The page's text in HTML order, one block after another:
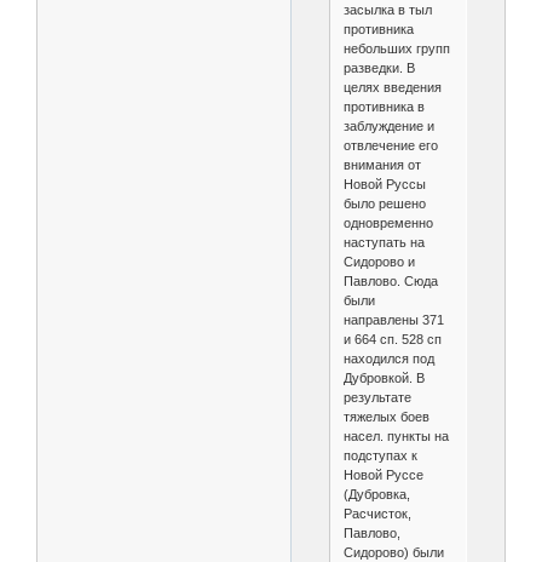
засылка в тыл
противника
небольших групп
разведки. В
целях введения
противника в
заблуждение и
отвлечение его
внимания от
Новой Руссы
было решено
одновременно
наступать на
Сидорово и
Павлово. Сюда
были
направлены 371
и 664 сп. 528 сп
находился под
Дубровкой. В
результате
тяжелых боев
насел. пункты на
подступах к
Новой Руссе
(Дубровка,
Расчисток,
Павлово,
Сидорово) были